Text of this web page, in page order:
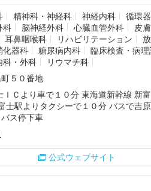
精神科・神経科 神経内科
循環
科 脳神経外科 心臓血管外科
皮
耳鼻咽喉科 リハビリテーション
化器科 糖尿病内科
臨床検査・病理
科・外科
リウマチ科
５０番地
ＩＣより車で１０分 東海道新幹線 新
士駅よりタクシーで１０分 バスで吉
バス停下車
公式ウェブサイト